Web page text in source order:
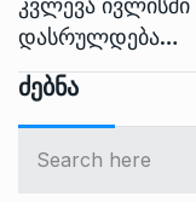
კვლევა ივლისში
დასრულდება…
Ძებნა